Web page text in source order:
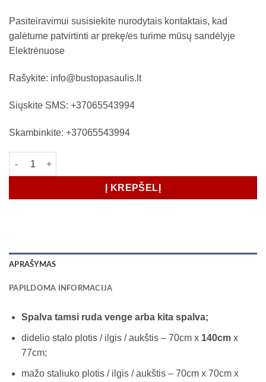
Pasiteiravimui susisiekite nurodytais kontaktais, kad
galėtume patvirtinti ar prekę/es turime mūsų sandėlyje
Elektrėnuose
Rašykite: info@bustopasaulis.lt
Siųskite SMS: +37065543994
Skambinkite: +37065543994
produkto kiekis: Stalas transformeris COMFO 70*70, 70*140
Į KREPŠELĮ
APRAŠYMAS
PAPILDOMA INFORMACIJA
Spalva tamsi ruda venge arba kita spalva;
didelio stalo plotis / ilgis / aukštis – 70cm x 140cmx
77cm;
mažo staliuko plotis / ilgis / aukštis – 70cm x 70cm x